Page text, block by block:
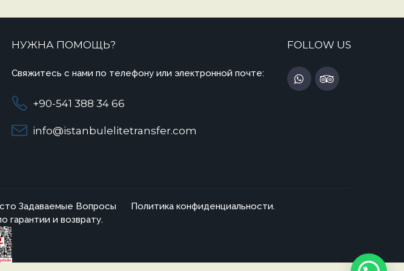
НУЖНА ПОМОЩЬ?
Свяжитесь с нами по телефону или электронной почте:
+90-541 388 34 66
info@istanbulelitetransfer.com
FOLLOW US
Задаваемые Вопросы
Политика конфиденциальности.
гарантии и возврату.